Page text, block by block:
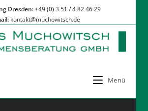
Dresden:+49 (0) 3 51 / 4 82 46 29
kontakt@muchowitsch.de
Menü